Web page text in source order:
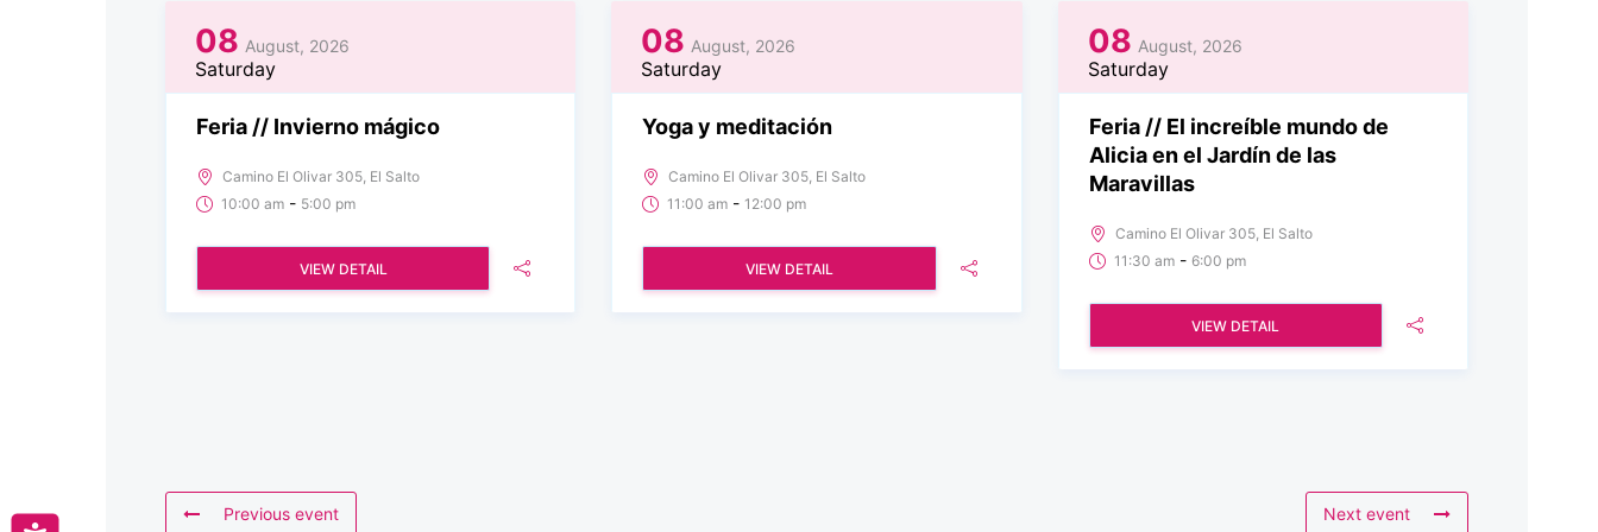
08 August, 2026
Saturday
Feria // Invierno mágico
Camino El Olivar 305, El Salto
10:00 am - 5:00 pm
VIEW DETAIL
08 August, 2026
Saturday
Yoga y meditación
Camino El Olivar 305, El Salto
11:00 am -12:00 pm
VIEW DETAIL
08 August, 2026
Saturday
Feria // El increíble mundo de
Alicia en el Jardín de las
Maravillas
Camino El Olivar 305, El Salto
11:30 am- 6:00 pm
VIEW DETAIL
Previous event Next event